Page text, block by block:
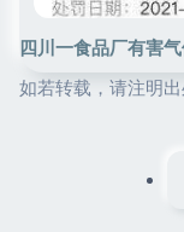
四川一食品厂有害
如若转载，请注明